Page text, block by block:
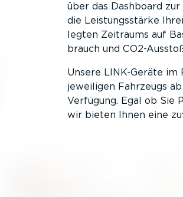
über das Dashboard
die Leistungs­stärke
legten Zeitraums auf
brauch und CO2-
Unsere LINK-Geräte im
jeweiligen Fahrzeugs
Verfügung. Egal ob Sie
wir bieten Ihnen eine